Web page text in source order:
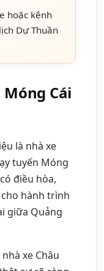
hoặc kênh
Dự Thuần
Cái
là nhà xe
tuyến Móng
điều hòa,
hành trình
giữa Quảng
xe Châu